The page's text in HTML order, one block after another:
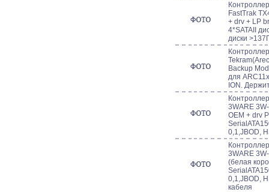
FastTrak
+ drv + LP
4*SATAII
диски
Backup
для
ION.
3WARE
OEM + drv
0,1,JBOD,
3WARE
(белая
0,1,JBOD,
кабеля